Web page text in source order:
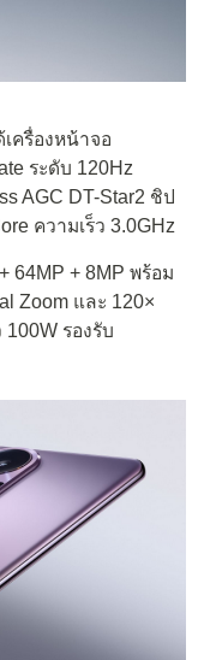
เครื่องหน้าจอ
ระดับ 120Hz
AGC DT-Star2 ชิป
ความเร็ว 3.0GHz
64MP + 8MP พร้อม
Zoom และ 120×
รองรับ